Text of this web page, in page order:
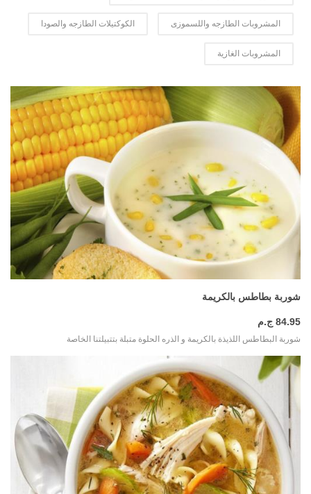
المشروبات الطازجه واللسموزى الكوكتيلات الطازجه والصودا
المشروبات الغازية
المزيد
شوربة بطاطس بالكريمة
84.95 ج.م
شوربة البطاطس اللذيذة بالكريمة و الذره الحلوة متبلة بتتبيلتنا الخاصة